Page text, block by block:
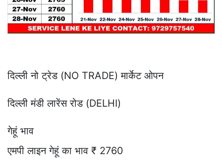
दिल्ली नो ट्रेड (NO TRADE) मार्केट ओपन
दिल्ली मंडी लारेंस रोड (DELHI)
गेहूं भाव
एमपी लाइन गेहूं का भाव ₹ 2760